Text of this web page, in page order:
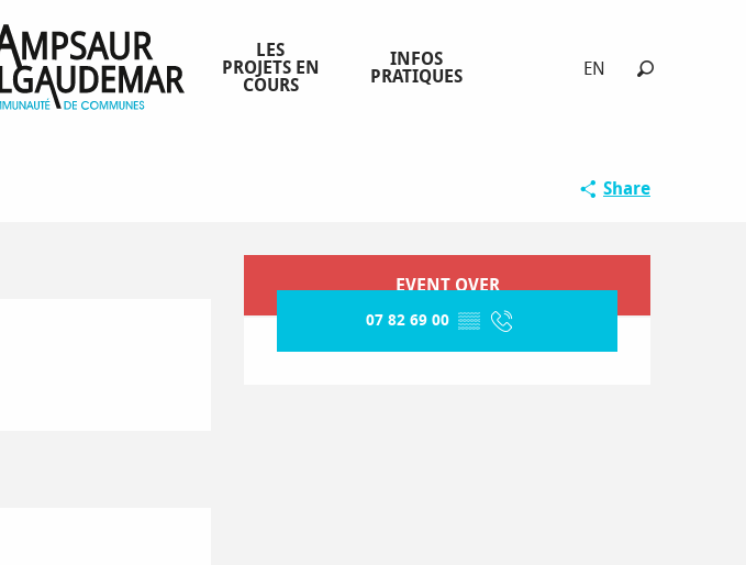
EN
LES
PROJETS EN
COURS
INFOS
PRATIQUES
Share
Opening hours & contact
EVENT OVER
07 82 69 00 ▒▒